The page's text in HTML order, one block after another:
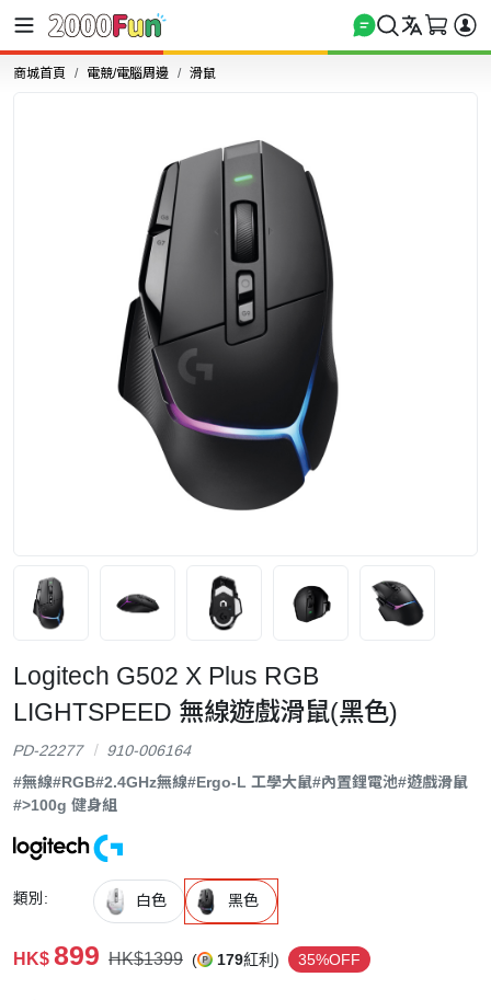
商城首頁 電競/電腦周邊 滑鼠
Logitech G502 X Plus RGB
LIGHTSPEED 無線遊戲滑鼠(黑色)
PD-22277
910-006164
#無線#RGB#2.4GHz無線#Ergo-L 工學大鼠#內置鋰電池#遊戲滑鼠
#>100g 健身組
類別: 白色 黑色
HK$ 899 HK$1399 ( 179紅利) 35%OFF